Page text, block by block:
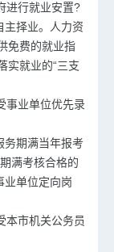
进行就业安置?
主择业。人力资
免费的就业指
实就业的“三支
事业单位优先录
务期满当年报考
满考核合格的
业单位定向岗
本市机关公务员